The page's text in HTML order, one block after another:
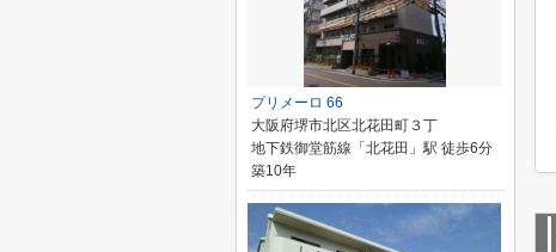
プリメーロ 66
大阪府堺市北区北花田町３丁
地下鉄御堂筋線「北花田」駅 徒歩6分
築10年